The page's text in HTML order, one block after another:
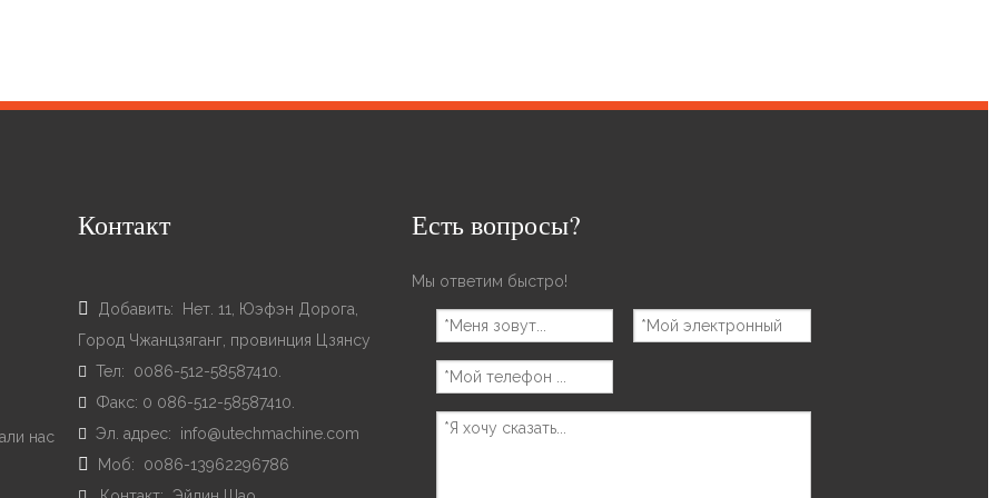
нас
Контакт

Добавить: Hет. 11, Юэфэн Дорога,
Город Чжанцзяганг, провинция Цзянсу
 Тел: 0086-512-58587410.
 Факс: 0 086-512-58587410.
 Эл. адрес: info@utechmachine.com
 Моб: 0086-13962296786
Есть вопросы?
Мы ответим быстро!